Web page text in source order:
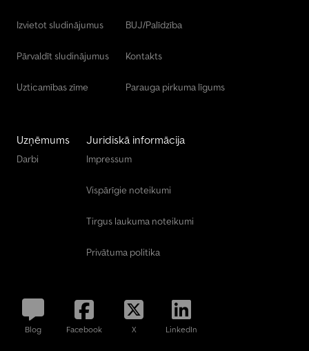
Izvietot sludinājumus
Pārvaldīt sludinājumus
Uzticamības zīme
BUJ/Palīdzība
Kontakts
Parauga pirkuma līgums
Uzņēmums
Darbi
Juridiskā informācija
Impressum
Vispārīgie noteikumi
Tirgus laukuma noteikumi
Privātuma politika
Blog Facebook X LinkedIn